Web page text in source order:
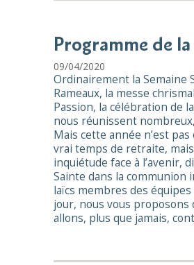
Programme de
09/04/2020
Ordinairement la Semaine
Rameaux, la messe
Passion, la célébration de
nous réunissent
Mais cette année n’est
vrai temps de retraite,
inquiétude face à l’avenir,
Sainte dans la
laïcs membres des
jour, nous vous
allons, plus que jamais,